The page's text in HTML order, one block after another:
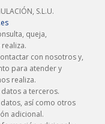
S.L.U.
queja,
con nosotros y,
para atender y
realiza.
a terceros.
así como otros
adicional.